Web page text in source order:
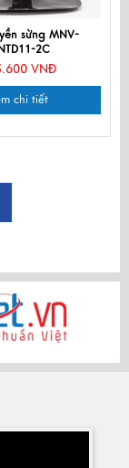
sừng MNV-
2C
VNĐ
chi tiết